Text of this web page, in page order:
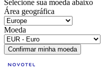
Selecione sua moeda abaixo
Área geográfica
Moeda
Confirmar minha moeda